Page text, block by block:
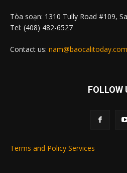
Tòa soạn: 1310 Tully Road #109,
Tel: (408) 482-6527
Contact us: nam@baocalitoday.com
FOLLOW
Terms and Policy Services